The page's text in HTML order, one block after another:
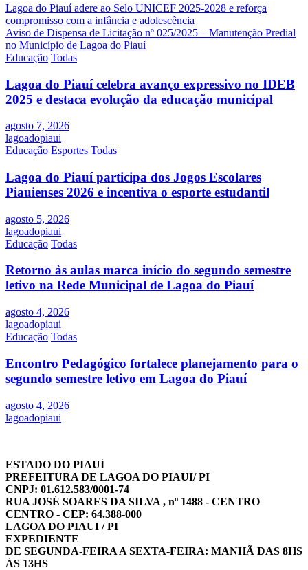
Navegação
de
Post
Lagoa do Piauí adere ao Selo UNICEF 2025-2028 e reforça
compromisso com a infância e adolescência
Aviso de Dispensa de Licitação nº 025/2025 – Manutenção Predial
no Município de Lagoa do Piauí
Educação Todas
Lagoa do Piauí celebra avanço expressivo no IDEB
2025 e destaca evolução da educação municipal
agosto 7, 2026
lagoadopiaui
Educação Esportes Todas
Lagoa do Piauí participa dos Jogos Escolares
Piauienses 2026 e incentiva o esporte estudantil
agosto 5, 2026
lagoadopiaui
Educação Todas
Retorno às aulas marca início do segundo semestre
letivo na Rede Municipal de Lagoa do Piauí
agosto 4, 2026
lagoadopiaui
Educação Todas
Encontro Pedagógico fortalece planejamento para o
segundo semestre letivo em Lagoa do Piauí
agosto 4, 2026
lagoadopiaui
ESTADO DO PIAUÍ
PREFEITURA DE LAGOA DO PIAUI/ PI
CNPJ: 01.612.583/0001-74
RUA JOSÉ SOARES DA SILVA , nº 1488 - CENTRO
CENTRO - CEP: 64.388-000
LAGOA DO PIAUI / PI
EXPEDIENTE
DE SEGUNDA-FEIRA A SEXTA-FEIRA: MANHÃ DAS 8HS
ÀS 13HS